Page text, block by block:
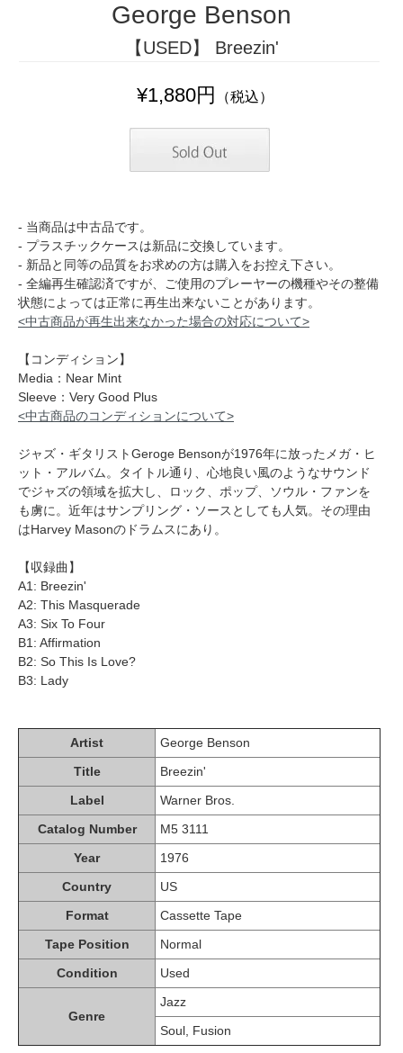
George Benson
【USED】 Breezin'
¥1,880円 （税込）
- 当商品は中古品です。
- プラスチックケースは新品に交換しています。
- 新品と同等の品質をお求めの方は購入をお控え下さい。
- 全編再生確認済ですが、ご使用のプレーヤーの機種やその整備
状態によっては正常に再生出来ないことがあります。
<中古商品が再生出来なかった場合の対応について>
【コンディション】
Media：Near Mint
Sleeve：Very Good Plus
<中古商品のコンディションについて>
ジャズ・ギタリストGeroge Bensonが1976年に放ったメガ・ヒ
ット・アルバム。タイトル通り、心地良い風のようなサウンド
でジャズの領域を拡大し、ロック、ポップ、ソウル・ファンを
も虜に。近年はサンプリング・ソースとしても人気。その理由
はHarvey Masonのドラムスにあり。
【収録曲】
A1: Breezin'
A2: This Masquerade
A3: Six To Four
B1: Affirmation
B2: So This Is Love?
B3: Lady
Artist
George Benson
Title
Breezin'
Label
Warner Bros.
Catalog Number
M5 3111
Year
1976
Country
US
Format
Cassette Tape
Tape Position
Normal
Condition
Used
Genre
Jazz
Soul, Fusion